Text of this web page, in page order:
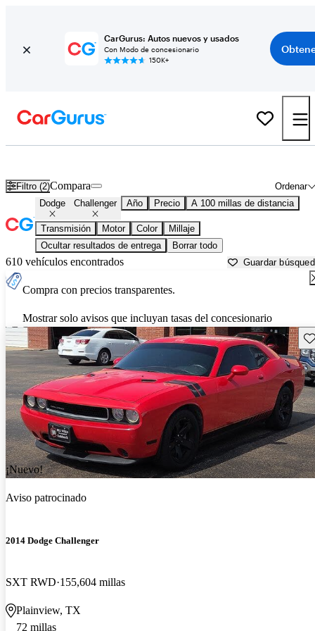
CarGurus: Autos nuevos y usados
Con Modo de concesionario
150K+
Filtro (2) Ordenar
Compara
Dodge Challenger Año Precio A 100 millas de distancia
Transmisión Motor Color
Millaje
Ocultar resultados de entrega
Borrar todo
610 vehículos encontrados Guardar
Compra con precios transparentes.
Mostrar solo avisos que incluyan tasas del concesionario
¡Nuevo!
Aviso patrocinado
2014 Dodge Challenger
SXT RWD 155,604 millas
Plainview, TX
72 millas